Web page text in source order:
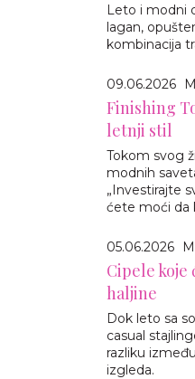
Leto i modni
lagan,
kombinacija
09.06.2026
Finishing
letnji stil
Tokom svog
modnih
„Investirajte
ćete moći da
05.06.2026
Cipele
haljine
Dok leto sa
casual
razliku
izgleda.